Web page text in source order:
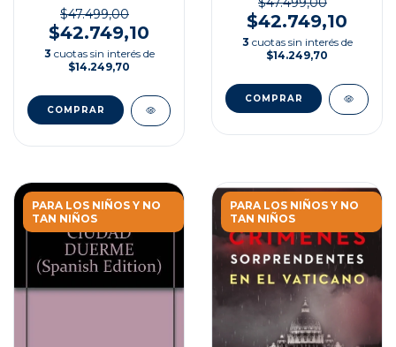
$47.499,00
$42.749,10
3 cuotas sin interés de
$14.249,70
$42.749,10
3 cuotas sin interés de
$14.249,70
PARA LOS NIÑOS Y NO
TAN NIÑOS
PARA LOS NIÑOS Y NO
TAN NIÑOS